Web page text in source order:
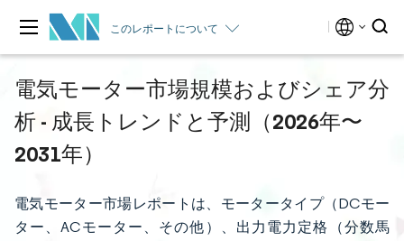
このレポートについて
電気モーター市場規模およびシェア分
析 - 成長トレンドと予測（2026年〜
2031年）
電気モーター市場レポートは、モータータイプ（DCモー
ター、ACモーター、その他）、出力電力定格（分数馬